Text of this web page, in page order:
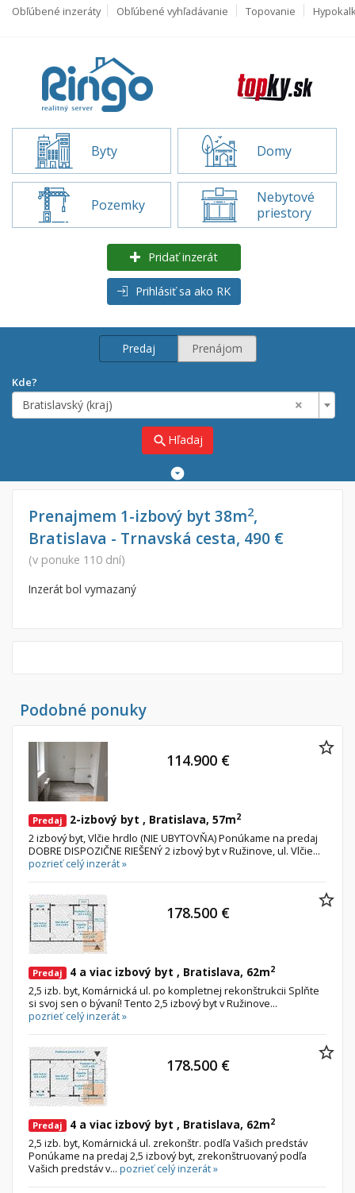
Obľúbené inzeráty Obľúbené vyhľadávanie Topovanie
Byty Domy
Pozemky
Nebytové
priestory
Pridať inzerát
Prihlásiť sa ako RK
Predaj Prenájom
Kde?
×
Bratislavský (kraj)
search Hľadaj
Predaj
Prenájom
Od:
Do:
Garsónky
Dvojgarsónky
1-izbové
2-izbové
3-izbové
4 a viac izbové byty
Chalupa
Pozemok
Stavebné pozemky
Bývanie a rekreácia
Priemyselný pozemok
Poľnohospodárske pozemky
Záhrada
Nebytové priestory
Skladové, výrobné
Rekreačné, reštauračné
Ponuka RK
Len s fotkou
Prenajmem 1-izbový byt 38m2,
Bratislava - Trnavská cesta, 490 €
(v ponuke 110 dní)
Inzerát bol vymazaný
Podobné ponuky
Predaj 2-izbový byt , Bratislava, 57m2
2 izbový byt, Vlčie hrdlo (NIE UBYTOVŇA) Ponúkame na predaj
DOBRE DISPOZIČNE RIEŠENÝ 2 izbový byt v Ružinove, ul. Vlčie...
pozrieť celý inzerát »
114.900 €
Predaj 4 a viac izbový byt , Bratislava, 62m2
2,5 izb. byt, Komárnická ul. po kompletnej rekonštrukcii Splňte
si svoj sen o bývaní! Tento 2,5 izbový byt v Ružinove...
pozrieť celý inzerát »
178.500 €
Predaj 4 a viac izbový byt , Bratislava, 62m2
2,5 izb. byt, Komárnická ul. zrekonštr. podľa Vašich predstáv
Ponúkame na predaj 2,5 izbový byt, zrekonštruovaný podľa
Vašich predstáv v... pozrieť celý inzerát »
178.500 €